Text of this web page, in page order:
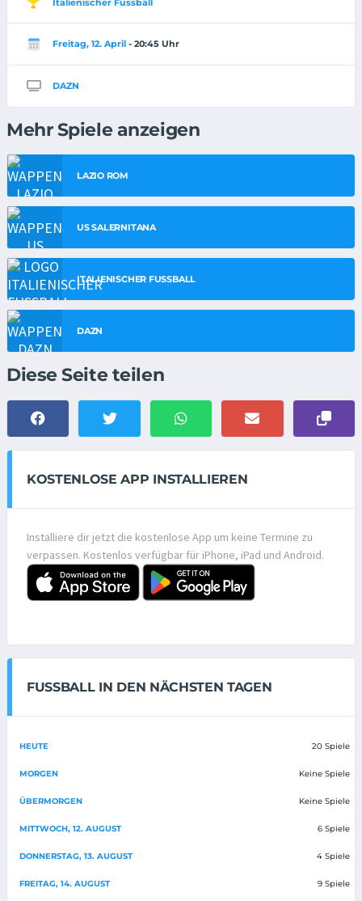
Freitag, 12. April - 20:45 Uhr
DAZN
Mehr Spiele anzeigen
LAZIO ROM
US SALERNITANA
ITALIENISCHER FUSSBALL
DAZN
Diese Seite teilen
KOSTENLOSE APP INSTALLIEREN
Installiere dir jetzt die kostenlose App um keine Termine zu
verpassen. Kostenlos verfügbar für iPhone, iPad und Android.
FUSSBALL IN DEN NÄCHSTEN TAGEN
HEUTE 20 Spiele
MORGEN Keine Spiele
ÜBERMORGEN Keine Spiele
MITTWOCH, 12. AUGUST 6 Spiele
DONNERSTAG, 13. AUGUST 4 Spiele
FREITAG, 14. AUGUST 9 Spiele